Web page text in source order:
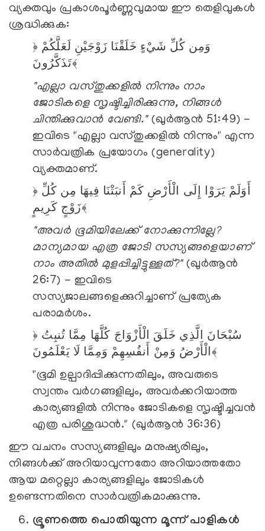
വ്യക്തവും പ്രകാശപൂർണ്ണവുമായ ഈ തെളിവുകൾ
ശ്രദ്ധിക്കുക:
﴿
وَمِن كُلِّ شَيْءٍ خَلَقْنَا زَوْجَيْنِ لَعَلَّكُمْ
تَذَكَّرُونَ﴾
"എല്ലാ വസ്തുക്കളിൽ നിന്നും നാം
ജോടികളെ സൃഷ്ടിച്ചിരിക്കുന്നു, നിങ്ങൾ
ചിന്തിക്കുവാൻ വേണ്ടി."(ഖുർആൻ 51:49) -
ഇവിടെ "എല്ലാ വസ്തുക്കളിൽ നിന്നും" എന്ന
സാർവത്രിക പ്രയോഗം (generality)
വ്യക്തമാണ്.
﴿
أَوَلَمْ يَرَوْا إِلَى الْأَرْضِ كَمْ أَنبَتْنَا فِيهَا مِن كُلِّ
زَوْجٍكَرِيمٍ﴾
"അവർ ഭൂമിയിലേക്ക് നോക്കുന്നില്ലേ?
മാന്യമായ എത്ര ജോടി സസ്യങ്ങളെയാണ്
നാം അതിൽ മുളപ്പിച്ചിട്ടുള്ളത്?"(ഖുർആൻ
26:7) - ഇവിടെ
സസ്യജാലങ്ങളെക്കുറിച്ചാണ് പ്രത്യേക
പരാമർശം.
﴿
سُبْحَانَ الَّذِي خَلَقَ الْأَزْوَاجَ كُلَّهَا مِمَّا تُنبِتُ
الْأَرْضُ وَمِنْ أَنفُسِهِمْ وَمِمَّا لَا
يَعْلَمُونَ﴾
"ഭൂമി ഉല്പാദിപ്പിക്കുന്നതിലും, അവരുടെ
സ്വന്തം വർഗങ്ങളിലും, അവർക്കറിയാത്ത
കാര്യങ്ങളിൽ നിന്നും ജോടികളെ സൃഷ്ടിച്ചവൻ
എത്ര പരിശുദ്ധൻ." (ഖുർആൻ 36:36)
ഈ വചനം സസ്യങ്ങളിലും മനുഷ്യരിലും,
നിങ്ങൾക്ക് അറിയാവുന്നതോ അറിയാത്തതോ
ആയ മറ്റെല്ലാ കാര്യങ്ങളിലും ജോടികൾ
ഉണ്ടെന്നതിനെ സാർവത്രികമാക്കുന്നു.
ഭ്രൂണത്തെ പൊതിയുന്ന മൂന്ന് പാളികൾ